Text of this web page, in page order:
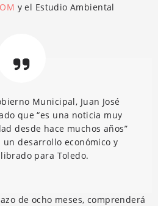
y el Estudio Ambiental
Municipal, Juan José
que “es una noticia muy
desde hace muchos años”
desarrollo económico y
para Toledo.
de ocho meses, comprenderá